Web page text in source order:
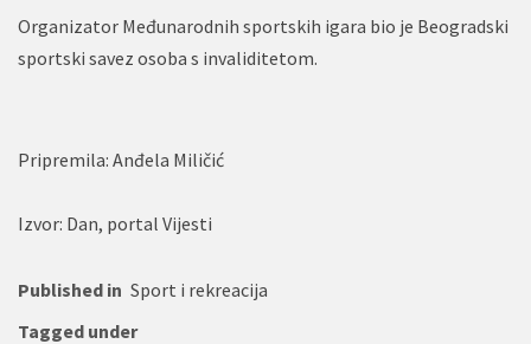
Organizator Međunarodnih sportskih igara bio je Beogradski
sportski savez osoba s invaliditetom.
Pripremila: Anđela Miličić
Izvor: Dan, portal Vijesti
Published in Sport i rekreacija
Tagged under